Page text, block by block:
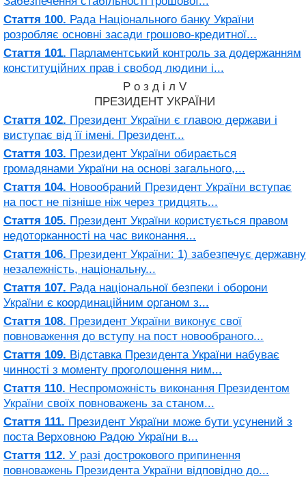
Стаття 100. Рада Національного банку України
розробляє основні засади грошово-кредитної...
Стаття 101. Парламентський контроль за додержанням
конституційних прав і свобод людини і...
Р о з д і л V
ПРЕЗИДЕНТ УКРАЇНИ
Стаття 102. Президент України є главою держави і
виступає від її імені. Президент...
Стаття 103. Президент України обирається
громадянами України на основі загального,...
Стаття 104. Новообраний Президент України вступає
на пост не пізніше ніж через тридцять...
Стаття 105. Президент України користується правом
недоторканності на час виконання...
Стаття 106. Президент України: 1) забезпечує державну
незалежність, національну...
Стаття 107. Рада національної безпеки і оборони
України є координаційним органом з...
Стаття 108. Президент України виконує свої
повноваження до вступу на пост новообраного...
Стаття 109. Відставка Президента України набуває
чинності з моменту проголошення ним...
Стаття 110. Неспроможність виконання Президентом
України своїх повноважень за станом...
Стаття 111. Президент України може бути усунений з
поста Верховною Радою України в...
Стаття 112. У разі дострокового припинення
повноважень Президента України відповідно до...